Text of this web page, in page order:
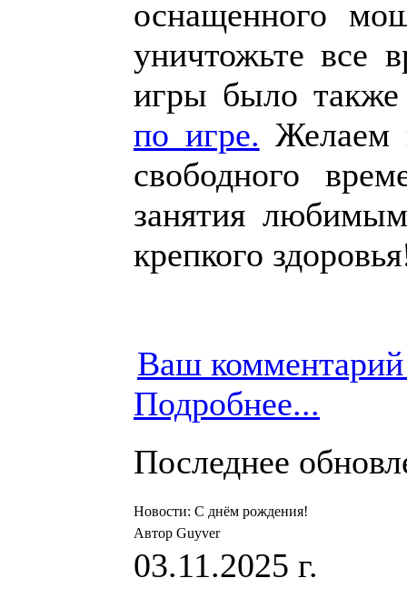
оснащенного
уничтожьте все
игры было
по игре. Желаем
свободного
занятия
крепкого
Ваш
Подробнее...
Последнее
Новости: С днём рождения!
Автор Guyver
03.11.2025 г.